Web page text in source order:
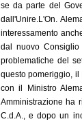
se da parte del
dall'Unire.L'On.
interessamento
dal nuovo
problematiche del
questo pomeriggio, il
con il Ministro
Amministrazione ha
C.d.A., e dopo un